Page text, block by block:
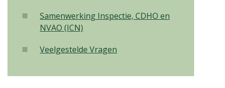
Samenwerking Inspectie, CDHO en
NVAO (ICN)
Veelgestelde Vragen